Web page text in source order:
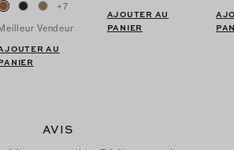
+7
Meilleur Vendeur
AU
AJOUTER AU
PANIER
AVIS